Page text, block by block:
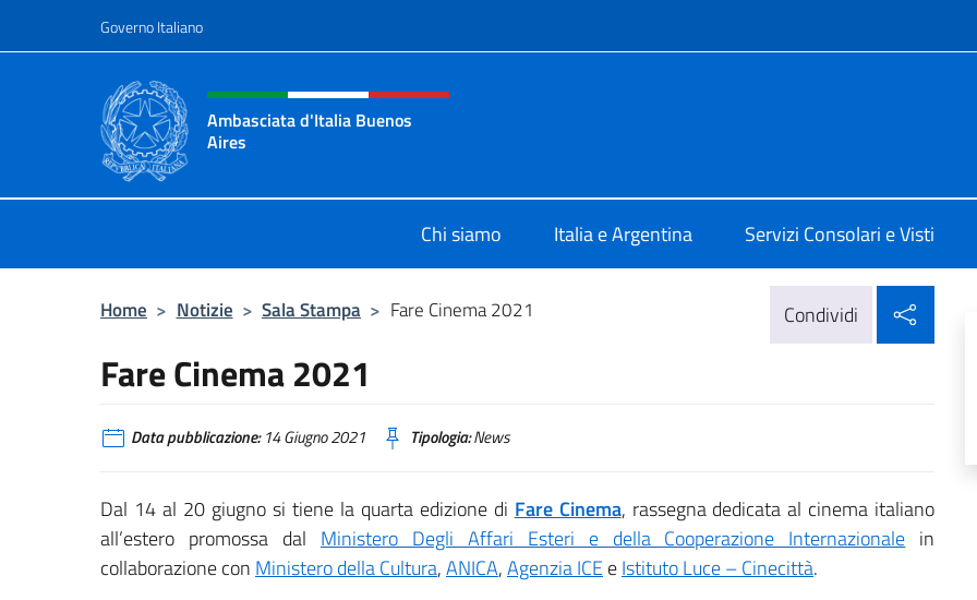
Governo Italiano
Intestazione sito, social e menù
Ambasciata d'Italia Buenos
Aires
Chi siamo Italia e Argentina Servizi Consolari e Visti
Home > Notizie > Sala Stampa > Fare Cinema 2021 Condividi
Fare Cinema 2021
Data pubblicazione:14 Giugno 2021 Tipologia:News
Dal 14 al 20 giugno si tiene la quarta edizione di Fare Cinema, rassegna dedicata al cinema italiano
all’estero promossa dal Ministero Degli Affari Esteri e della Cooperazione Internazionale in
collaborazione con Ministero della Cultura,ANICA,Agenzia ICE eIstituto Luce – Cinecittà.